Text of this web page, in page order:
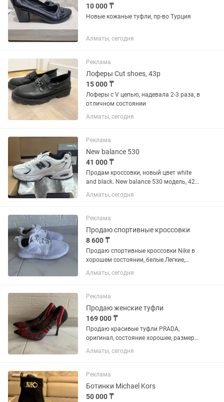
10 000 ₸
Новые кожаные туфли, пр-во Турция
Алматы, сегодня
Реклама
Лоферы Cut shoes, 43р
15 000 ₸
Лоферы с V цепью, надевала 2-3 раза, в
отличном состоянии
Алматы, сегодня
Реклама
New balance 530
41 000 ₸
Продам кроссовки, новый цвет white
and black. New balance 530 модель, 42
размер на 41 подойдет. Цена ниже
себестоимости. оригинал 100%.
Алматы, сегодня
Реклама
Продаю спортивные кроссовки
8 600 ₸
Продаю спортивные кроссовки Nike в
хорошем состоянии, белые.Легкие,
удобные для занятий ..
Алматы, сегодня
Реклама
Продаю женские туфли
169 000 ₸
Продаю красивые туфли PRADA,
оригинал, состояние хорошее, размер
37,5. Размер каблука-6 см
Алматы, сегодня
Реклама
Ботинки Michael Kors
50 000 ₸